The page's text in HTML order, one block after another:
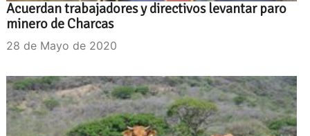
Acuerdan trabajadores y directivos levantar paro
minero de Charcas
28 de Mayo de 2020